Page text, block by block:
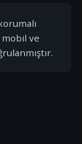
mobil ve